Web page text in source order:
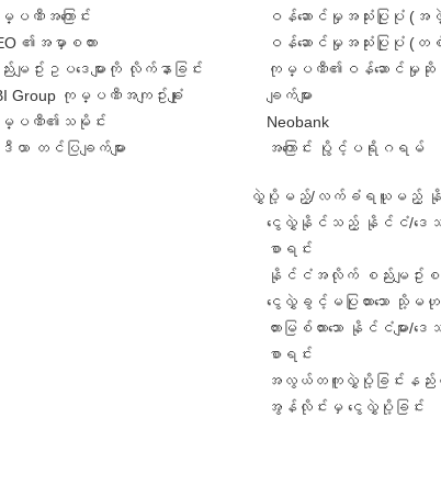
ပဏီအကြောင်း
၏အမှာစကား
းမျဥ်းဥပဒေများကို လိုက်နာခြင်း
Group ကုမ္ပဏီအကျဥ်းချုံး
ပဏီ၏သမိုင်း
ယာ တင်ပြချက်များ
ဝန်ဆောင်မှုအသုံးပြုပုံ (အ
ဝန်ဆောင်မှုအသုံးပြုပုံ (တစ်
ကုမ္ပဏီ၏ဝန်ဆောင်မှုဆိုင်ရာ
ချက်များ
Neobank
အကြောင်း ပွိုင့်ပရိုဂရမ်
လွှဲပို့မည့်/လက်ခံရယူမည့် နိုင်
ငွေလွှဲနိုင်သည့် နိုင်ငံ/ဒေသမ
စာရင်း
နိုင်ငံအလိုက် စည်းမျဥ်းစည်း
ငွေလွှဲခွင့်မပြုထားသော သို့မ
တားမြစ်ထားသော နိုင်ငံများ/ဒေသ
စာရင်း
အလွယ်တကူလွှဲပို့ခြင်းနည်းလမ်
အွန်လိုင်းမှ ငွေလွှဲပို့ခြင်း